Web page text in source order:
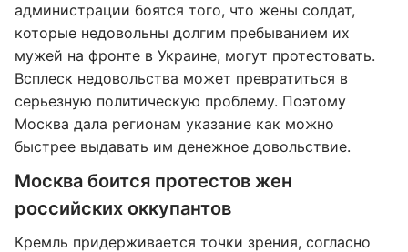
администрации боятся того, что жены солдат,
которые недовольны долгим пребыванием их
мужей на фронте в Украине, могут протестовать.
Всплеск недовольства может превратиться в
серьезную политическую проблему. Поэтому
Москва дала регионам указание как можно
быстрее выдавать им денежное довольствие.
Москва боится протестов жен
российских оккупантов
Кремль придерживается точки зрения, согласно